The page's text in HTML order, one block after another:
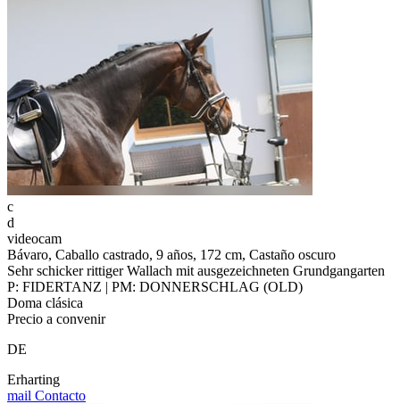
c
d
videocam
Bávaro, Caballo castrado, 9 años, 172 cm, Castaño oscuro
Sehr schicker rittiger Wallach mit ausgezeichneten Grundgangarten
P: FIDERTANZ | PM: DONNERSCHLAG (OLD)
Doma clásica
Precio a convenir
DE
Erharting
mail Contacto